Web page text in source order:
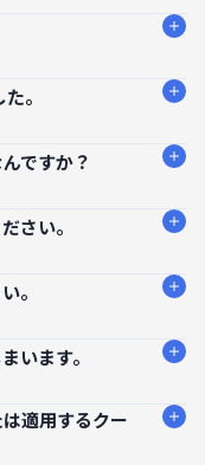
。
ですか？
さい。
。
います。
適用するクー